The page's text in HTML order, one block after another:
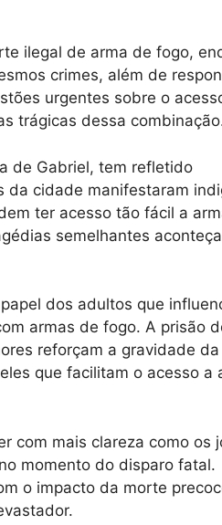
ilegal de arma de fogo,
crimes, além de
urgentes sobre o
trágicas dessa
de Gabriel, tem refletido
da cidade manifestaram
ter acesso tão fácil a
semelhantes
dos adultos que
armas de fogo. A prisão
reforçam a gravidade da
que facilitam o acesso a
com mais clareza como os
momento do disparo fatal.
o impacto da morte